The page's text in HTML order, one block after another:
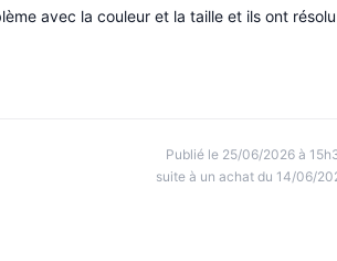
avec la couleur et la taille et ils ont résolu
Publié le 25/06/2026 à
suite à un achat du 14/06/